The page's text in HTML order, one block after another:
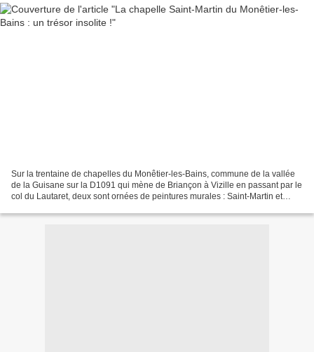
Sur la trentaine de chapelles du Monêtier-les-Bains, commune de la vallée
de la Guisane sur la D1091 qui mène de Briançon à Vizille en passant par le
col du Lautaret, deux sont ornées de peintures murales : Saint-Martin et